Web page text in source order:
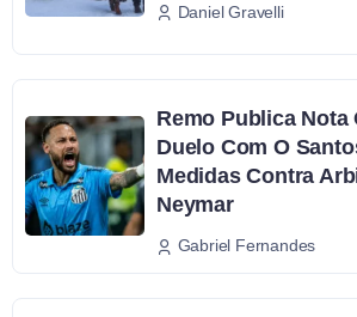
Daniel Gravelli
Remo Publica Nota
Duelo Com O
Medidas Contra
Neymar
Gabriel Fernandes